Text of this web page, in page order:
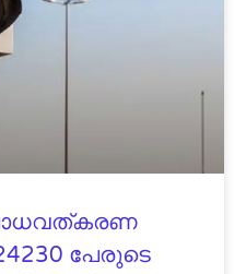
പേരുടെ